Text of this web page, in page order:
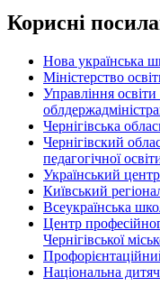
Корисні
Нова українська
Міністерство
Управління освіти
Чернігівська
Чернігівский
педагогічної
Український
Київський
Всеукраїнська
Центр
Чернігівської
Національна